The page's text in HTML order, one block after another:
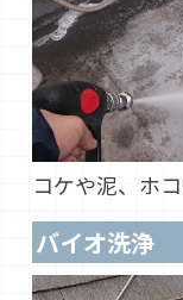
コケや泥、ホ
バイオ洗浄